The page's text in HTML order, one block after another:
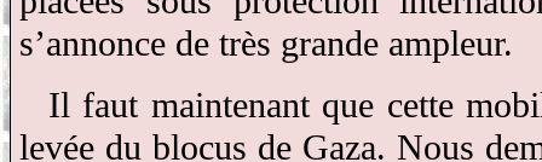
s’annonce de très grande ampleur.
Il faut maintenant que cette
levée du blocus de Gaza. Nous